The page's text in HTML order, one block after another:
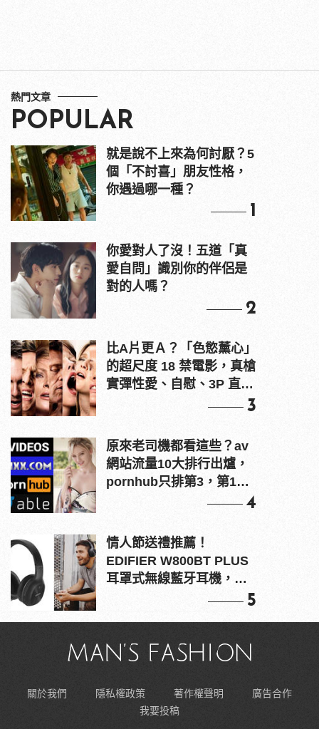
熱門文章
POPULAR
就是說不上來為何討厭？5
個「不討喜」朋友性格，
你遇過哪一種？
1
你愛對人了沒！五道「真
愛自問」識別你的伴侶是
對的人嗎？
2
比A片更Ａ？「色慾薰心」
的超尺度 18 禁電影，真槍
實彈性愛、自慰、3P 直接
3
原來老司機都看這些？av
網站流量10大排行出爐，
pornhub只排第3，第1名
4
情人節送禮推薦！
EDIFIER W800BT PLUS
耳罩式無線藍牙耳機，在
5
關於我們 隱私權政策 著作權聲明
廣告合作
我要投稿